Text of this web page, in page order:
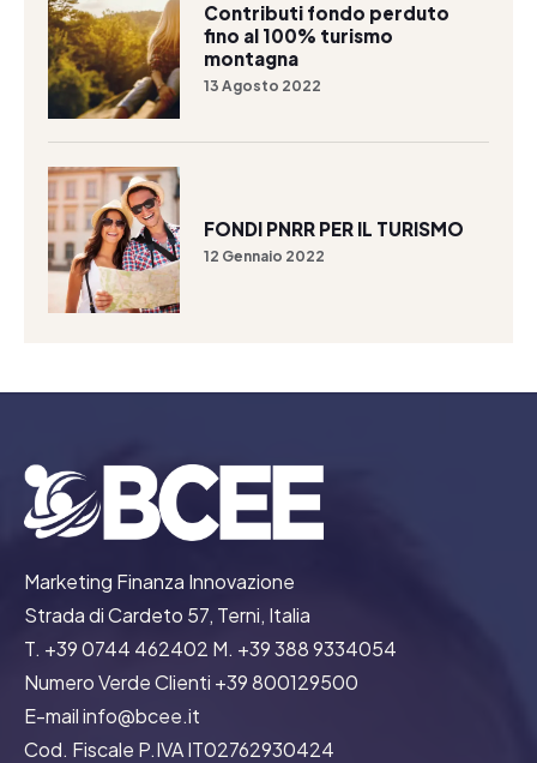
Contributi fondo perduto
fino al 100% turismo
montagna
13 Agosto 2022
FONDI PNRR PER IL TURISMO
12 Gennaio 2022
Marketing Finanza Innovazione
Strada di Cardeto 57, Terni, Italia
T. +39 0744 462402 M. +39 388 9334054
Numero Verde Clienti +39 800129500
E-mail info@bcee.it
Cod. Fiscale P.IVA IT02762930424